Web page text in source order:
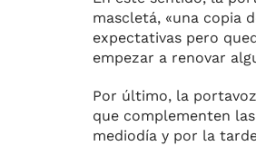
mascletá, «una copia
expectativas pero
empezar a renovar
Por último, la
que complementen
mediodía y por la